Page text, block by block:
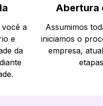
você a
e
da
Abertura
Assumimos
iniciamos o
empresa,